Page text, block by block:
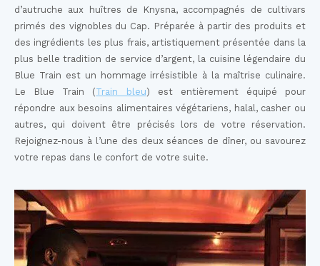
d’autruche aux huîtres de Knysna, accompagnés de cultivars
primés des vignobles du Cap. Préparée à partir des produits et
des ingrédients les plus frais, artistiquement présentée dans la
plus belle tradition de service d’argent, la cuisine légendaire du
Blue Train est un hommage irrésistible à la maîtrise culinaire.
Le Blue Train (Train bleu) est entièrement équipé pour
répondre aux besoins alimentaires végétariens, halal, casher ou
autres, qui doivent être précisés lors de votre réservation.
Rejoignez-nous à l’une des deux séances de dîner, ou savourez
votre repas dans le confort de votre suite.